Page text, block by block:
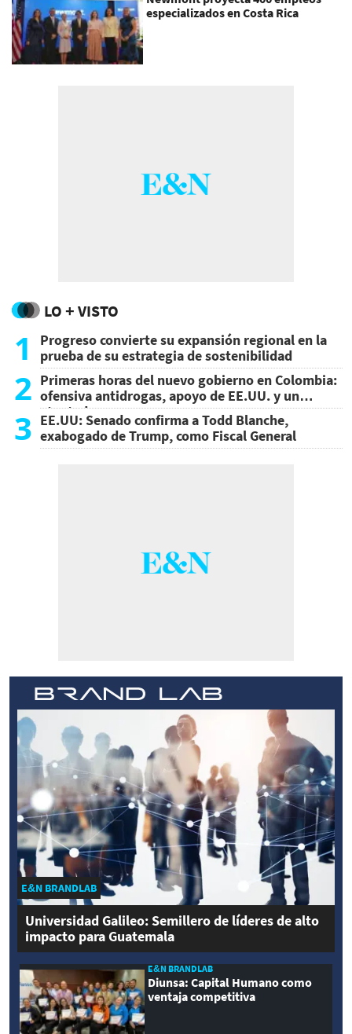
especializados en Costa Rica
LO + VISTO
1
Progreso convierte su expansión regional en la
prueba de su estrategia de sostenibilidad
2 Primeras horas del nuevo gobierno en Colombia:
ofensiva antidrogas, apoyo de EE.UU. y un
atentado
3 EE.UU: Senado confirma a Todd Blanche,
exabogado de Trump, como Fiscal General
E&N BRANDLAB
Universidad Galileo: Semillero de líderes de alto
impacto para Guatemala
E&N BRANDLAB
Diunsa: Capital Humano como
ventaja competitiva